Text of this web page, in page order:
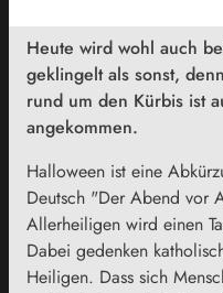
Heute wird wohl auch
geklingelt als sonst,
rund um den Kürbis ist
angekommen.
Halloween ist eine
Deutsch "Der Abend vor
Allerheiligen wird einen
Dabei gedenken
Heiligen. Dass sich